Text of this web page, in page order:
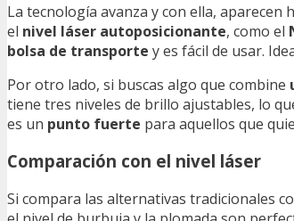
La tecnología avanza y con ella,
el nivel láser autoposicionante, como el
bolsa de transporte y es fácil de usar.
Por otro lado, si buscas algo que combine
tiene tres niveles de brillo ajustables, lo
es un punto fuerte para aquellos que
Comparación con el nivel láser
Si compara las alternativas tradicionales